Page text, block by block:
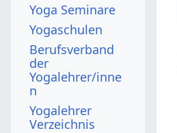
Yoga Seminare
Yogaschulen
Berufsverband
der
Yogalehrer/inne
n
Yogalehrer
Verzeichnis